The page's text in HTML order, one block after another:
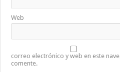
Web
correo electrónico y web en este
comente.